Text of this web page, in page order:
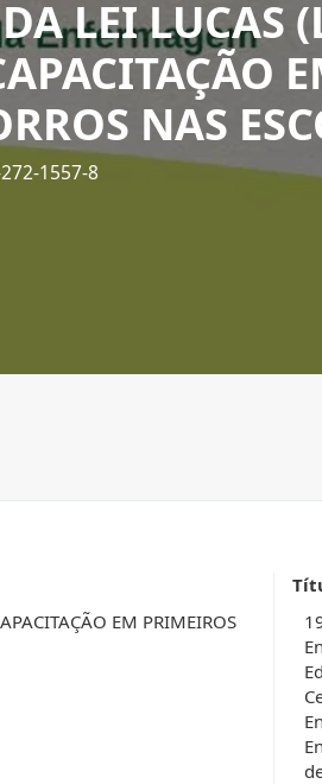
LEI LUCAS
NAS
1557-8
EM PRIMEIROS